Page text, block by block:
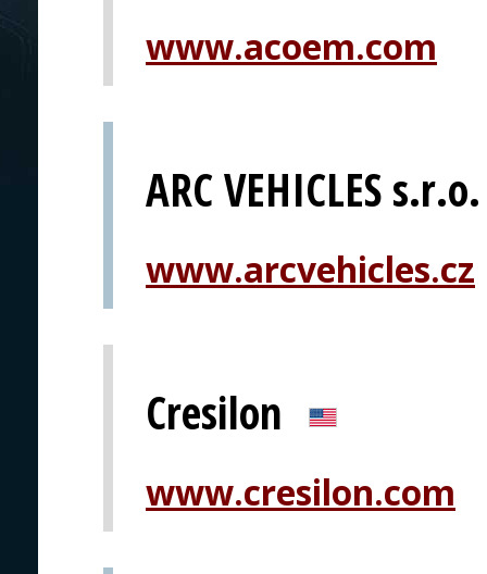
www.acoem.com
ARC VEHICLES s.r.o.
www.arcvehicles.cz
Cresilon
www.cresilon.com